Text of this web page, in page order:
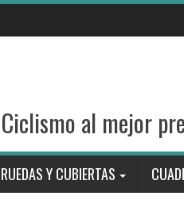
al mejor
RUEDAS Y CUBIERTAS